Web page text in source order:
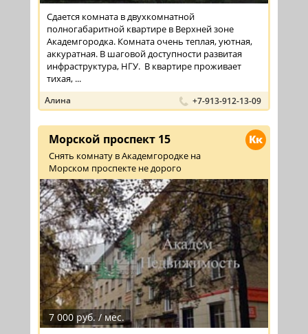
Сдается комната в двухкомнатной
полногабаритной квартире в Верхней зоне
Академгородка. Комната очень теплая, уютная,
аккуратная. В шаговой доступности развитая
инфраструктура, НГУ. В квартире проживает
тихая, ...
Алина +7-913-912-13-09
Кк
Морской проспект 15
Снять комнату в Академгородке на
Морском проспекте не дорого
7 000 руб. / мес.